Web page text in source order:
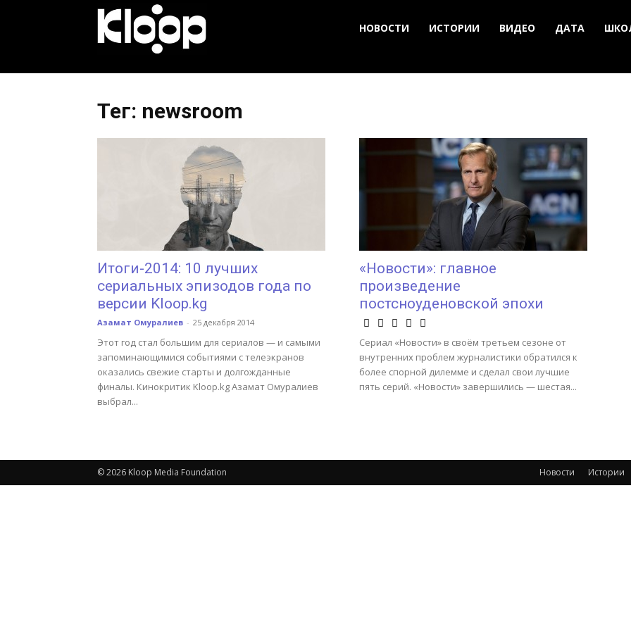
Новости
Кыргызстана
НОВОСТИ ИСТОРИИ ВИДЕО ДАТА
Тег: newsroom
Итоги-2014: 10 лучших
сериальных эпизодов года по
версии Kloop.kg
Азамат Омуралиев - 25 декабря 2014
Этот год стал большим для сериалов — и самыми
запоминающимися событиями с телеэкранов
оказались свежие старты и долгожданные
финалы. Кинокритик Kloop.kg Азамат Омуралиев
выбрал...
«Новости»: главное
произведение
постсноуденовской эпохи
Сериал «Новости» в своём третьем сезоне от
внутренних проблем журналистики обратился к
более спорной дилемме и сделал свои лучшие
пять серий. «Новости» завершились — шестая...
Новости Истории
© 2026 Kloop Media Foundation